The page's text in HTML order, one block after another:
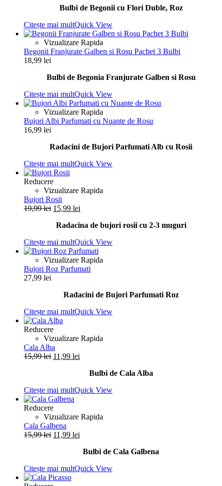
24,99 lei.
este:
Bulbi de Begonii cu Flori Duble, Roz
Citește mai multQuick View
Vizualizare Rapida
Begonii Franjurate Galben si Rosu Pachet 3 Bulbi
18,99 lei
Bulbi de Begonia Franjurate Galben si Rosu
Citește mai multQuick View
Vizualizare Rapida
Bujori Albi Parfumati cu Nuante de Rosu
16,99 lei
Radacini de Bujori Parfumati Alb cu Rosii
Citește mai multQuick View
Reducere
Vizualizare Rapida
Bujori Rosii
19,99lei Prețul
19,99 lei.
15,99 lei
este:
Radacina de bujori rosii cu 2-3 muguri
Citește mai multQuick View
Vizualizare Rapida
Bujori Roz Parfumati
27,99 lei
Radacini de Bujori Parfumati Roz
Citește mai multQuick View
Reducere
Vizualizare Rapida
Cala Alba
15,99lei Prețul
15,99 lei.
11,99 lei
este:Bulbi de Cala Alba
Citește mai multQuick View
Reducere
Vizualizare Rapida
Cala Galbena
15,99lei Prețul
15,99 lei.
11,99 lei
este:
Bulbi de Cala Galbena
Citește mai multQuick View